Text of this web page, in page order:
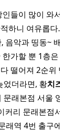
들이 많이 와
하니 여유롭
음악과 띵동~
가할 뿐 1층
떨어져 2순위
었더라면, 황치
래본점 서울
커리 문래본점
래역 4번 출구